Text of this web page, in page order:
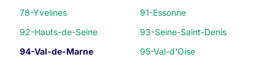
78-Yvelines
91-Essonne
92-Hauts-de-Seine
93-Seine-Saint-Denis
94-Val-de-Marne
95-Val-d'Oise